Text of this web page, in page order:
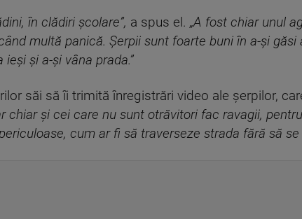
în clădiri şcolare”, a spus el. „A fost chiar unul
multă panică. Şerpii sunt foarte buni în a-şi
şi a-şi vâna prada.”
săi să îi trimită înregistrări video ale şerpilor,
chiar şi cei care nu sunt otrăvitori fac ravagii,
cum ar fi să traverseze strada fără să se